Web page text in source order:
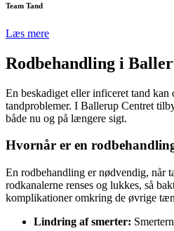
Team Tand
Læs mere
Rodbehandling i
En beskadiget eller inficeret tand
tandproblemer. I Ballerup Centret
både nu og på længere sigt.
Hvornår er en
En rodbehandling er nødvendig, når
rodkanalerne renses og lukkes, så
komplikationer omkring de øvrige
Lindring af smerter: